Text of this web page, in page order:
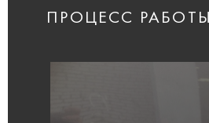
ПРОЦЕСС